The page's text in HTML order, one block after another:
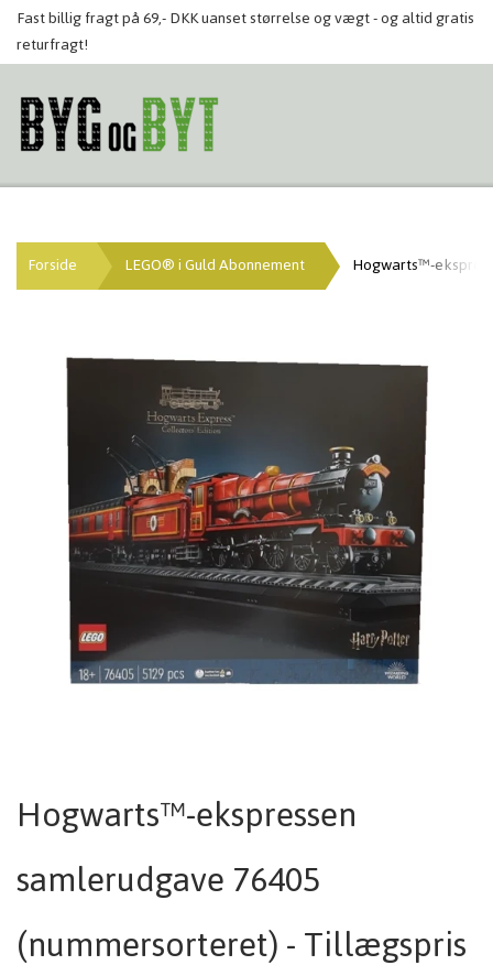
Fast billig fragt på 69,- DKK uanset størrelse og vægt - og altid gratis
returfragt!
Forside LEGO® i Guld Abonnement Hogwarts™-
Hogwarts™-ekspressen
samlerudgave 76405
(nummersorteret) - Tillægspris